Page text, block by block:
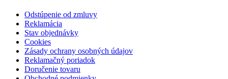
Odstúpenie od zmluvy
Reklamácia
Stav objednávky
Cookies
Zásady ochrany osobných údajov
Reklamačný poriadok
Doručenie tovaru